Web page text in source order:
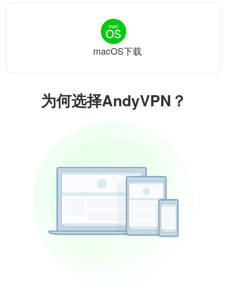
为何选择AndyVPN？
macOS下载